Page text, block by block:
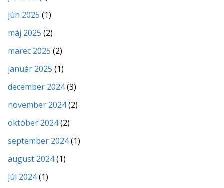
jún 2025 (1)
máj 2025 (2)
marec 2025 (2)
január 2025 (1)
december 2024(3)
november 2024(2)
október 2024(2)
september 2024(1)
august 2024(1)
júl 2024(1)